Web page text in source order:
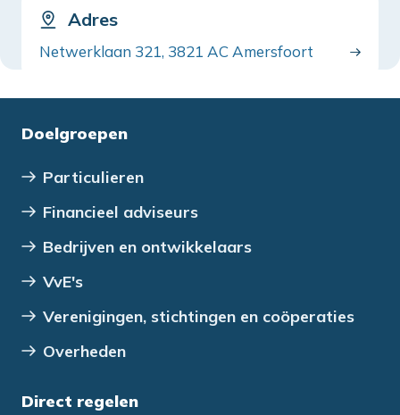
Adres
Netwerklaan 321, 3821 AC Amersfoort
Doelgroepen
Particulieren
Financieel adviseurs
Bedrijven en ontwikkelaars
VvE's
Verenigingen, stichtingen en coöperaties
Overheden
Direct regelen